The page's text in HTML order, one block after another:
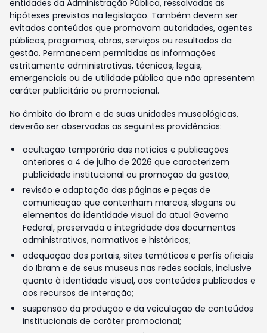
entidades da Administração Pública, ressalvadas as
hipóteses previstas na legislação. Também devem ser
evitados conteúdos que promovam autoridades, agentes
públicos, programas, obras, serviços ou resultados da
gestão. Permanecem permitidas as informações
estritamente administrativas, técnicas, legais,
emergenciais ou de utilidade pública que não apresentem
caráter publicitário ou promocional.
No âmbito do Ibram e de suas unidades museológicas,
deverão ser observadas as seguintes providências:
ocultação temporária das notícias e publicações
anteriores a 4 de julho de 2026 que caracterizem
publicidade institucional ou promoção da gestão;
revisão e adaptação das páginas e peças de
comunicação que contenham marcas, slogans ou
elementos da identidade visual do atual Governo
Federal, preservada a integridade dos documentos
administrativos, normativos e históricos;
adequação dos portais, sites temáticos e perfis oficiais
do Ibram e de seus museus nas redes sociais, inclusive
quanto à identidade visual, aos conteúdos publicados e
aos recursos de interação;
suspensão da produção e da veiculação de conteúdos
institucionais de caráter promocional;